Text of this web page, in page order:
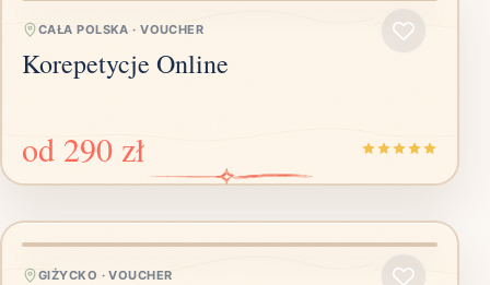
CAŁA POLSKA ·VOUCHER
Korepetycje Online
od 290 zł
GIŻYCKO ·VOUCHER